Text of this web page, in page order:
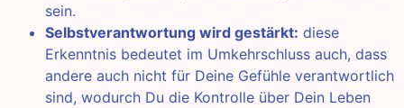
sein.
Selbstverantwortung wird gestärkt: diese
Erkenntnis bedeutet im Umkehrschluss auch, dass
andere auch nicht für Deine Gefühle verantwortlich
sind, wodurch Du die Kontrolle über Dein Leben